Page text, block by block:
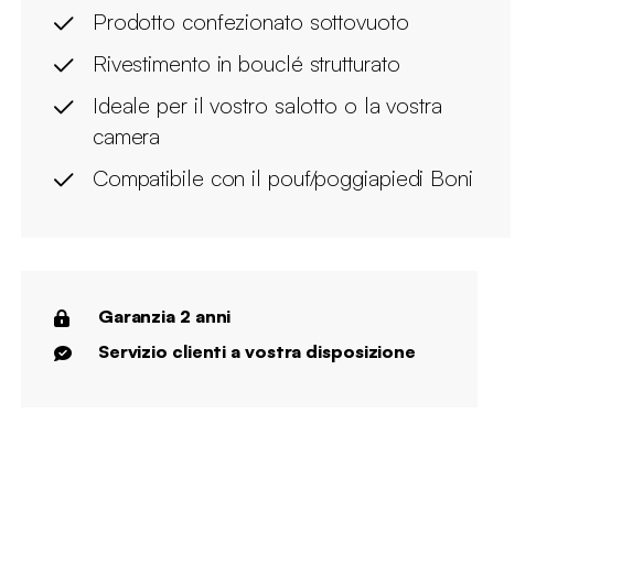
Prodotto confezionato sottovuoto
Rivestimento in bouclé strutturato
Ideale per il vostro salotto o la vostra
camera
Compatibile con il pouf/poggiapiedi Boni
Garanzia 2 anni
Servizio clienti a vostra disposizione